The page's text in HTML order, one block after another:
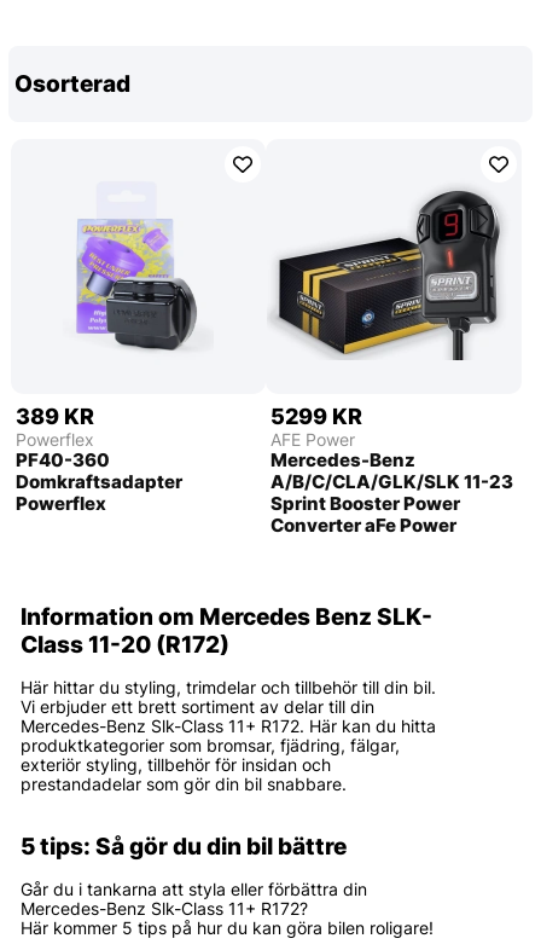
Osorterad
389 KR
Powerflex
PF40-360
Domkraftsadapter
Powerflex
5299 KR
AFE Power
Mercedes-Benz
A/B/C/CLA/GLK/SLK 11-23
Sprint Booster Power
Converter aFe Power
Information om Mercedes Benz SLK-
Class 11-20 (R172)
Här hittar du styling, trimdelar och tillbehör till din bil.
Vi erbjuder ett brett sortiment av delar till din
Mercedes-Benz Slk-Class 11+ R172. Här kan du hitta
produktkategorier som bromsar, fjädring, fälgar,
exteriör styling, tillbehör för insidan och
prestandadelar som gör din bil snabbare.
5 tips: Så gör du din bil bättre
Går du i tankarna att styla eller förbättra din
Mercedes-Benz Slk-Class 11+ R172?
Här kommer 5 tips på hur du kan göra bilen roligare!